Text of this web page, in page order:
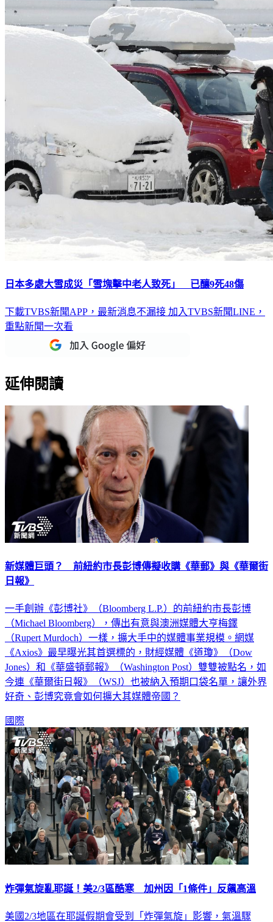
日本多處大雪成災「雪塊擊中老人致死」 已釀9死48傷
下載TVBS新聞APP，最新消息不漏接 加入TVBS新聞LINE，
重點新聞一次看
延伸閱讀
新媒體巨頭？ 前紐約市長彭博傳擬收購《華郵》與《華爾街
日報》
一手創辦《彭博社》（Bloomberg L.P.）的前紐約市長彭博
（Michael Bloomberg），傳出有意與澳洲媒體大亨梅鐸
（Rupert Murdoch）一樣，擴大手中的媒體事業規模。網媒
《Axios》最早曝光其首選標的，財經媒體《道瓊》（Dow
Jones）和《華盛頓郵報》（Washington Post）雙雙被點名，如
今連《華爾街日報》（WSJ）也被納入預期口袋名單，讓外界
好奇、彭博究竟會如何擴大其媒體帝國？
國際
炸彈氣旋亂耶誕！美2/3區酷寒 加州因「1條件」反飆高溫
美國2/3地區在耶誕假期會受到「炸彈氣旋」影響，氣溫驟